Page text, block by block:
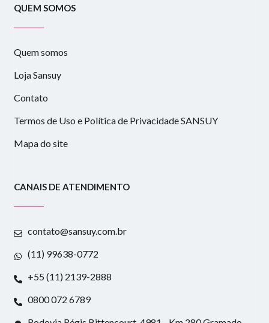
QUEM SOMOS
Quem somos
Loja Sansuy
Contato
Termos de Uso e Política de Privacidade SANSUY
Mapa do site
CANAIS DE ATENDIMENTO
contato@sansuy.com.br
(11) 99638-0772
+55 (11) 2139-2888
0800 072 6789